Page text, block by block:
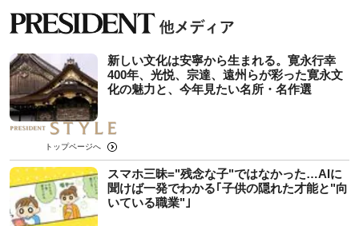
新しい文化は安寧から生まれる。寛永行幸
400年、光悦、宗達、遠州らが彩った寛永文
化の魅力と、今年見たい名所・名作選
トップページへ
スマホ三昧="残念な子"ではなかった…AIに
聞けば一発でわかる｢子供の隠れた才能と"向
いている職業"｣